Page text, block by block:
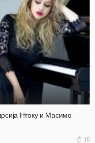
Нтоку и Масимо
15